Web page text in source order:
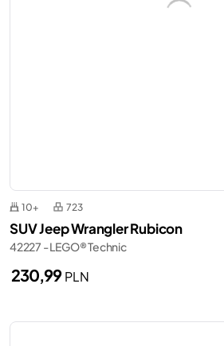
10+ 723
SUV Jeep Wrangler Rubicon
42227 - LEGO® Technic
230,99PLN